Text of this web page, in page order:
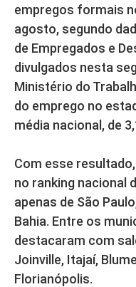
empregos formais
agosto, segundo
de Empregados e
divulgados nesta
Ministério do
do emprego no
média nacional, de
Com esse
no ranking nacional
apenas de São
Bahia. Entre os
destacaram com
Joinville, Itajaí,
Florianópolis.